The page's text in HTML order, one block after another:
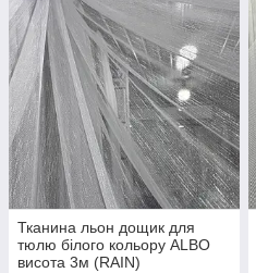
Тканина льон дощик для
тюлю білого кольору ALBO
висота 3м (RAIN)